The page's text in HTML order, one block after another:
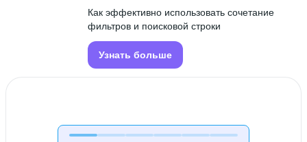
Как эффективно использовать сочетание
фильтров и поисковой строки
Узнать больше